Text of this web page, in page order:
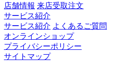
店舗情報 来店受取注文
サービス紹介
サービス紹介 よくあるご質問
オンラインショップ
プライバシーポリシー
サイトマップ